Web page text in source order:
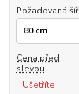
Požadovaná
Cena před
slevou
Ušetříte